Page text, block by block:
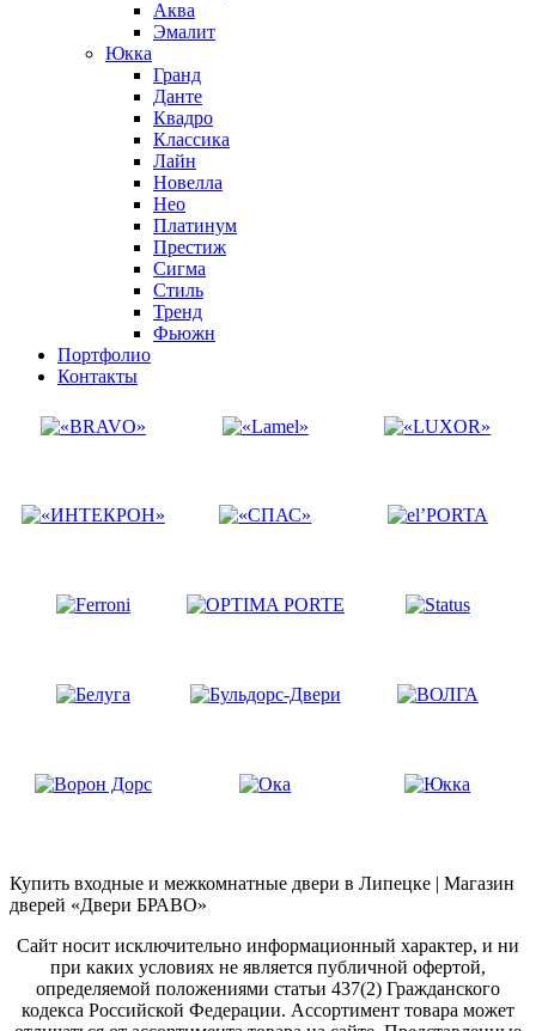
Аква
Эмалит
Юкка
Гранд
Данте
Квадро
Классика
Лайн
Новелла
Нео
Платинум
Престиж
Сигма
Стиль
Тренд
Фьюжн
Портфолио
Контакты
Купить входные и межкомнатные двери в Липецке | Магазин
дверей «Двери БРАВО»
Сайт носит исключительно информационный характер, и ни
при каких условиях не является публичной офертой,
определяемой положениями статьи 437(2) Гражданского
кодекса Российской Федерации. Ассортимент товара может